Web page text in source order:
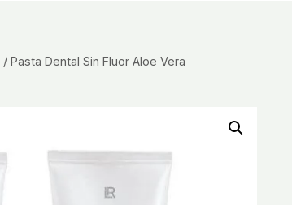
/ Pasta Dental Sin Fluor Aloe Vera